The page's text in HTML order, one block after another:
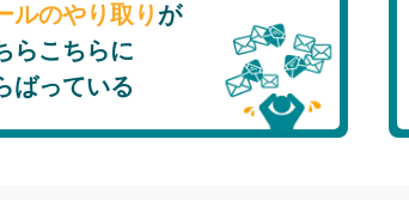
ルのやり取り が
らこちらに
ばっている